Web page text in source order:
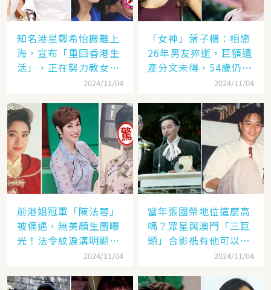
知名港星鄭希怡搬離上
海，宣布「重回香港生
活」，正在努力教女兒
2024/11/04
「女神」葉子楣：相戀
26年男友猝逝，巨額遺
產分文未得，54歲仍單
2024/11/04
前港姐冠軍「陳法蓉」
被偶遇，無美顏生圖曝
光！法令紋淚溝明顯網
嘆：「絕世美女也會
2024/11/04
當年張國榮地位這麼高
嗎？眾星與澳門「三巨
頭」合影祇有他可以
「坐著」，而且還是C
2024/11/04